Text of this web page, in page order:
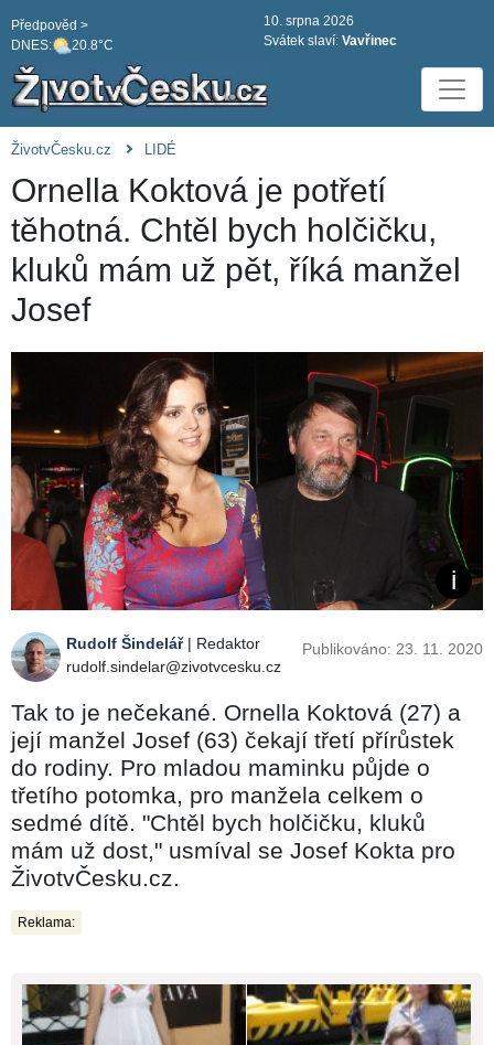
DNES: 20.8°C
Předpověd >
10. srpna 2026
Svátek slaví: Vavřinec
ŽivotvČesku.cz LIDÉ
Ornella Koktová je potřetí
těhotná. Chtěl bych holčičku,
kluků mám už pět, říká manžel
Josef
Rudolf Šindelář| Redaktor
rudolf.sindelar@zivotvcesku.cz
Publikováno: 23. 11. 2020
Tak to je nečekané. Ornella Koktová (27) a
její manžel Josef (63) čekají třetí přírůstek
do rodiny. Pro mladou maminku půjde o
třetího potomka, pro manžela celkem o
sedmé dítě. "Chtěl bych holčičku, kluků
mám už dost," usmíval se Josef Kokta pro
ŽivotvČesku.cz.
Reklama: